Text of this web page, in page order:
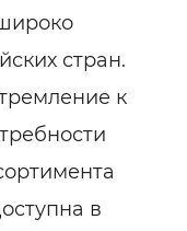
стран.
к
в